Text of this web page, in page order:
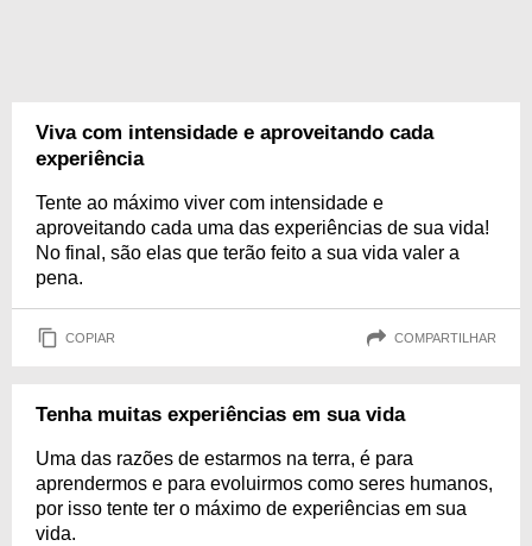
Viva com intensidade e aproveitando cada
experiência
Tente ao máximo viver com intensidade e
aproveitando cada uma das experiências de sua vida!
No final, são elas que terão feito a sua vida valer a
pena.
COPIAR COMPARTILHAR
Tenha muitas experiências em sua vida
Uma das razões de estarmos na terra, é para
aprendermos e para evoluirmos como seres humanos,
por isso tente ter o máximo de experiências em sua
vida.